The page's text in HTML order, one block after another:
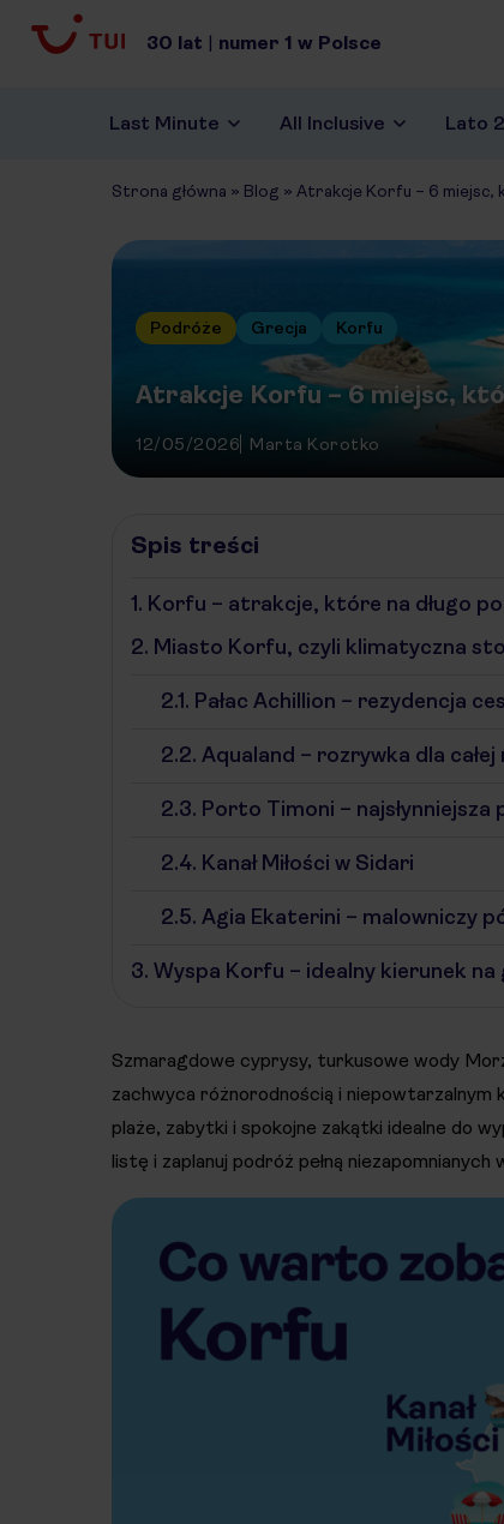
30 lat | numer 1 w Polsce
Last Minute All Inclusive Lato
Strona główna » Blog » Atrakcje Korfu – 6 miejsc,
Podróże Grecja Korfu
Atrakcje Korfu – 6 miejsc,
12/05/2026 Marta Korotko
Spis treści
1. Korfu – atrakcje, które na długo
2. Miasto Korfu, czyli klimatyczna
2.1. Pałac Achillion – rezydencja
2.2. Aqualand – rozrywka dla całej
2.3. Porto Timoni – najsłynniejsza
2.4. Kanał Miłości w Sidari
2.5. Agia Ekaterini – malowniczy
3. Wyspa Korfu – idealny kierunek na
Szmaragdowe cyprysy, turkusowe wody
zachwyca różnorodnością i niepowtarzalnym
plaże, zabytki i spokojne zakątki idealne do
listę i zaplanuj podróż pełną niezapomnianych